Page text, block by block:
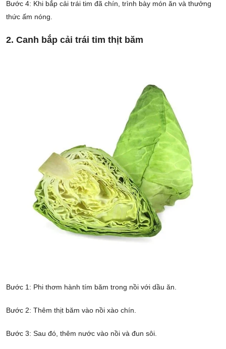
Bước 4: Khi bắp cải trái tim đã chín, trình bày món ăn và thưởng
thức ấm nóng.
2. Canh bắp cải trái tim thịt băm
Bước 1: Phi thơm hành tím băm trong nồi với dầu ăn.
Bước 2: Thêm thịt băm vào nồi xào chín.
Bước 3: Sau đó, thêm nước vào nồi và đun sôi.